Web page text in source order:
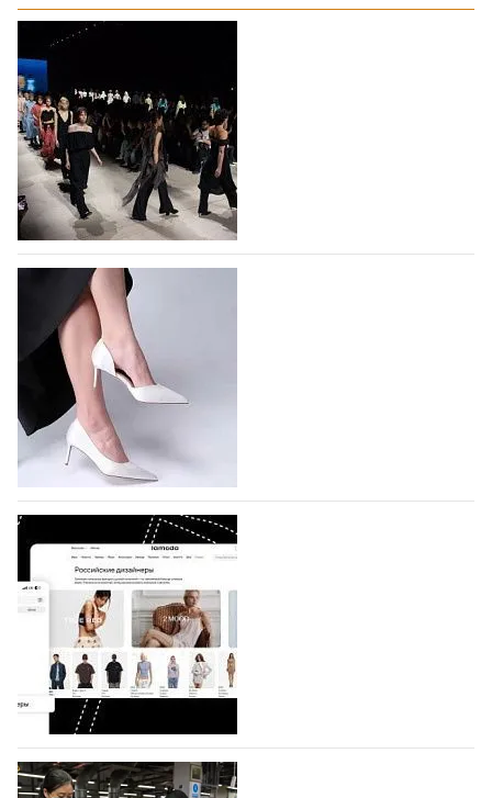
На участие в Московской неделе моды
подано 1047 заявок
На участие в седьмой Московской неделе моды,
которая пройдет в российской столице с 26 сентября
по 1 октября, уже подано 1047 заявок. Примерно
половину из них (494) прислали дизайнеры,
коллекции которых не были представлены в…
07.08.2026 560
BALLINA представит свои новинки на Euro
Shoes
Компания BALLINA Guangzhou Lihuang Footwear
Co., Ltd., основанная в 2011 году и расположенная в
Гуанчжоу, столице моды Китая, является
профессиональной обувной компанией,
объединяющей разработку, производство и…
07.08.2026 411
На платформе Lamoda - новый раздел и